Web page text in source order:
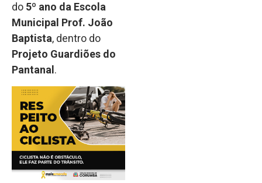
do 5º ano da Escola
Municipal Prof. João
Baptista, dentro do
Projeto Guardiões do
Pantanal .